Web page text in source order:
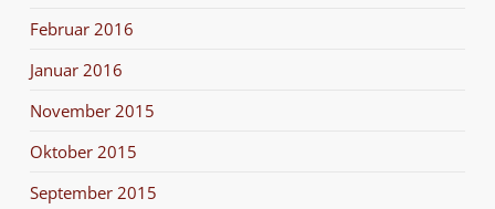
Februar 2016
Januar 2016
November 2015
Oktober 2015
September 2015